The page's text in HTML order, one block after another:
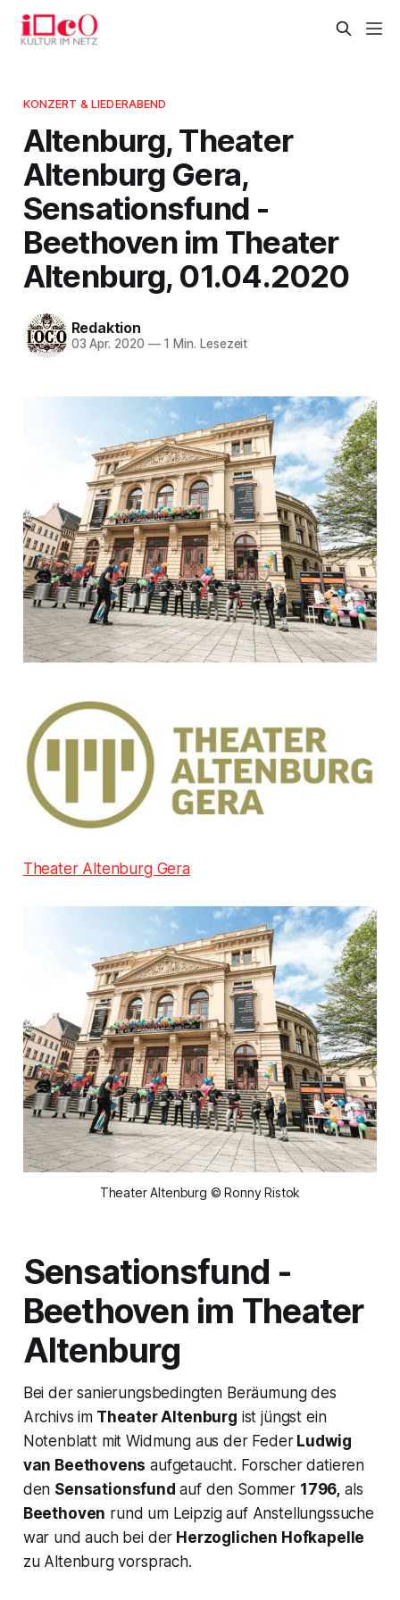
KONZERT & LIEDERABEND
Altenburg, Theater
Altenburg Gera,
Sensationsfund -
Beethoven im Theater
Altenburg, 01.04.2020
Redaktion
03 Apr. 2020 —1 Min. Lesezeit
Theater Altenburg Gera
Theater Altenburg © Ronny Ristok
Sensationsfund -
Beethoven im Theater
Altenburg
Bei der sanierungsbedingten Beräumung des
Archivs im Theater Altenburg ist jüngst ein
Notenblatt mit Widmung aus der FederLudwig
van Beethovens aufgetaucht. Forscher datieren
den Sensationsfund auf den Sommer 1796, als
Beethoven rund um Leipzig auf Anstellungssuche
war und auch bei der Herzoglichen Hofkapelle
zu Altenburg vorsprach.